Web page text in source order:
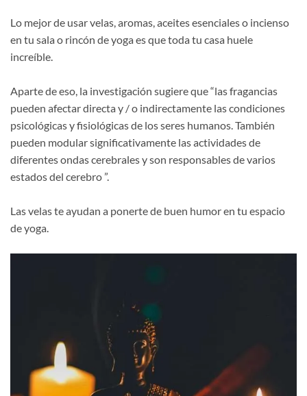
Lo mejor de usar velas, aromas, aceites esenciales o incienso
en tu sala o rincón de yoga es que toda tu casa huele
increíble.
Aparte de eso, la investigación sugiere que “las fragancias
pueden afectar directa y / o indirectamente las condiciones
psicológicas y fisiológicas de los seres humanos. También
pueden modular significativamente las actividades de
diferentes ondas cerebrales y son responsables de varios
estados del cerebro ”.
Las velas te ayudan a ponerte de buen humor en tu espacio
de yoga.